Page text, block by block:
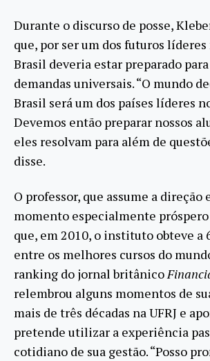
Durante o discurso de posse,
que, por ser um dos futuros
Brasil deveria estar preparado
demandas universais. “O mundo
Brasil será um dos países líderes
Devemos então preparar nossos
eles resolvam para além de
disse.
O professor, que assume a direção
momento especialmente próspero
que, em 2010, o instituto obteve a
entre os melhores cursos do
ranking do jornal britânico
relembrou alguns momentos de
mais de três décadas na UFRJ e
pretende utilizar a experiência
cotidiano de sua gestão. “Posso